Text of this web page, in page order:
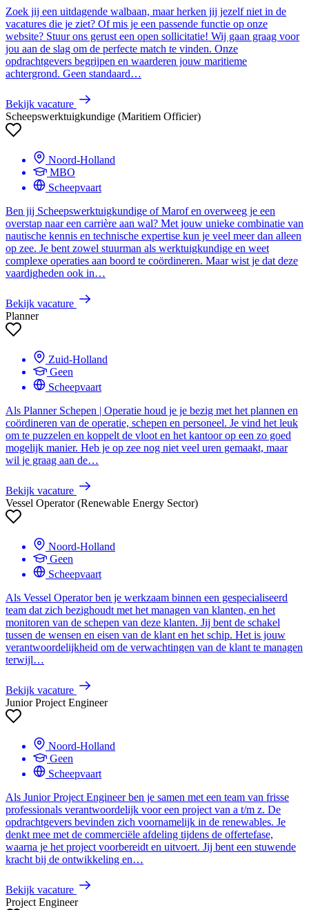
Zoek jij een uitdagende walbaan, maar herken jij jezelf niet in de
vacatures die je ziet? Of mis je een passende functie op onze
website? Stuur ons gerust een open sollicitatie! Wij gaan graag voor
jou aan de slag om de perfecte match te vinden. Onze
opdrachtgevers begrijpen en waarderen jouw maritieme
achtergrond. Geen standaard…
Bekijk vacature
Scheepswerktuigkundige (Maritiem Officier)
Noord-Holland
MBO
Scheepvaart
Ben jij Scheepswerktuigkundige of Marof en overweeg je een
overstap naar een carrière aan wal? Met jouw unieke combinatie van
nautische kennis en technische expertise kun je veel meer dan alleen
op zee. Je bent zowel stuurman als werktuigkundige en weet
complexe operaties aan boord te coördineren. Maar wist je dat deze
vaardigheden ook in…
Bekijk vacature
Planner
Zuid-Holland
Geen
Scheepvaart
Als Planner Schepen | Operatie houd je je bezig met het plannen en
coördineren van de operatie, schepen en personeel. Je vind het leuk
om te puzzelen en koppelt de vloot en het kantoor op een zo goed
mogelijk manier. Heb je op zee nog niet veel uren gemaakt, maar
wil je graag aan de…
Bekijk vacature
Vessel Operator (Renewable Energy Sector)
Noord-Holland
Geen
Scheepvaart
Als Vessel Operator ben je werkzaam binnen een gespecialiseerd
team dat zich bezighoudt met het managen van klanten, en het
monitoren van de schepen van deze klanten. Jij bent de schakel
tussen de wensen en eisen van de klant en het schip. Het is jouw
verantwoordelijkheid om de verwachtingen van de klant te managen
terwijl…
Bekijk vacature
Junior Project Engineer
Noord-Holland
Geen
Scheepvaart
Als Junior Project Engineer ben je samen met een team van frisse
professionals verantwoordelijk voor een project van a t/m z. De
opdrachtgevers bevinden zich voornamelijk in de renewables. Je
denkt mee met de commerciële afdeling tijdens de offertefase,
waarna je het project voorbereidt en uitvoert. Jij bent een stuwende
kracht bij de ontwikkeling en…
Bekijk vacature
Project Engineer